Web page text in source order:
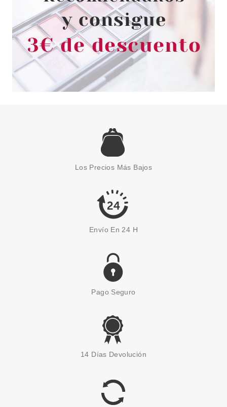
ESSENCE
ESSENCE BALSAMO LABIAL 01
NUTS ABOUT YOU 1.3 G
2.15€
ESSENCE
SATINADA SATIN GLOW 02
3.10€
Los Precios Más Bajos
Envío En 24 H
Pago Seguro
14 Días Devolución